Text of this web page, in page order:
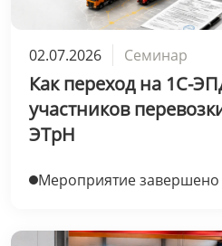
02.07.2026 Семинар
Как переход на 1С-
участников
ЭТрН
Мероприятие завершено